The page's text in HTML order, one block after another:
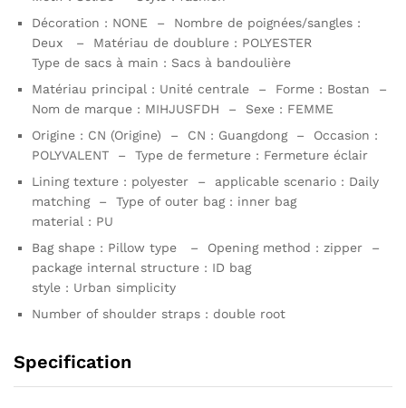
Décoration : NONE – Nombre de poignées/sangles :
Deux – Matériau de doublure : POLYESTER
Type de sacs à main : Sacs à bandoulière
Matériau principal : Unité centrale – Forme : Bostan –
Nom de marque : MIHJUSFDH – Sexe : FEMME
Origine : CN (Origine) – CN : Guangdong – Occasion :
POLYVALENT – Type de fermeture : Fermeture éclair
Lining texture : polyester – applicable scenario : Daily
matching – Type of outer bag : inner bag
material : PU
Bag shape : Pillow type – Opening method : zipper –
package internal structure : ID bag
style : Urban simplicity
Number of shoulder straps : double root
Specification